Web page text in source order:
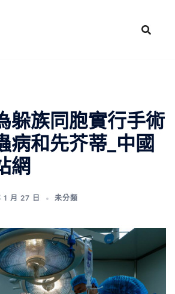
躲族同胞實行手術
病和先芥蒂_中國
網
月 27 日 未分類